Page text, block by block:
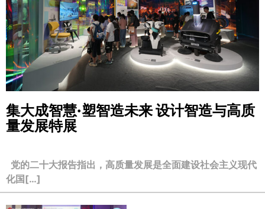
集大成智慧·塑智造未来设计智造与高质
量发展特展
党的二十大报告指出，高质量发展是全面建设社会主义现代
化国[…]